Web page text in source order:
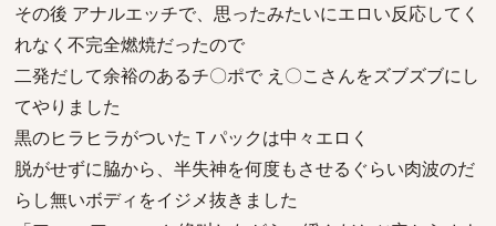
その後 アナルエッチで、思ったみたいにエロい反応してく
れなく不完全燃焼だったので
二発だして余裕のあるチ〇ポで え〇こさんをズブズブにし
てやりました
黒のヒラヒラがついたＴパックは中々エロく
脱がせずに脇から、半失神を何度もさせるぐらい肉波のだ
らし無いボディをイジメ抜きました